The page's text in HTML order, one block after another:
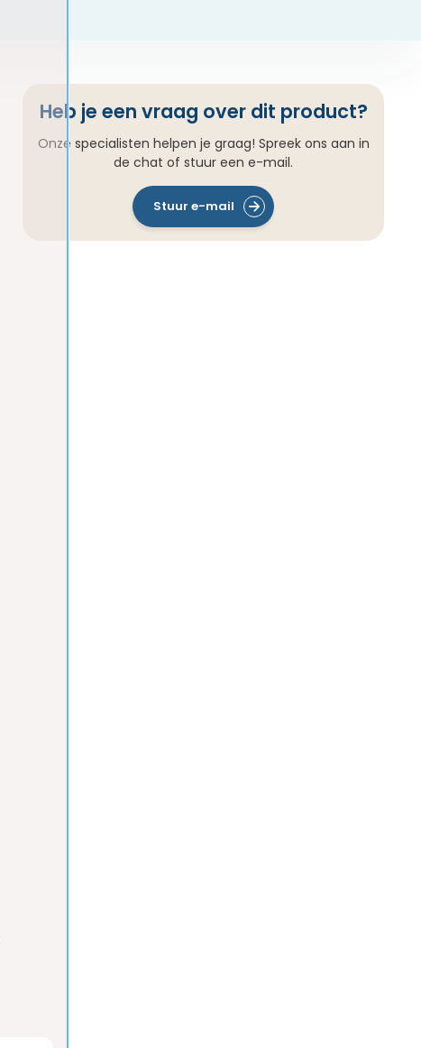
Heb je een vraag over dit product?
Onze specialisten helpen je graag! Spreek ons aan in
de chat of stuur een e-mail.
Stuur e-mail